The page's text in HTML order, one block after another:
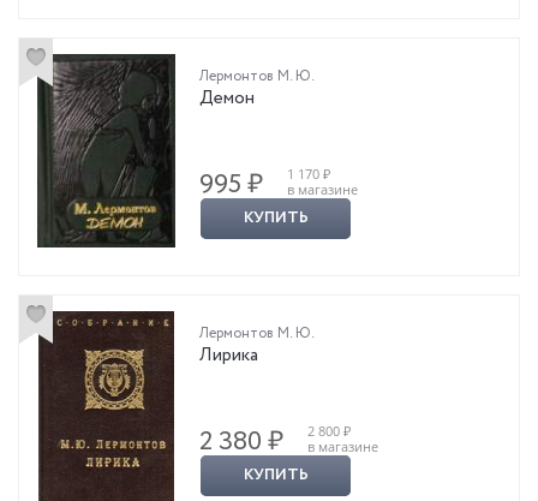
Лермонтов М. Ю.
Демон
995 ₽
1 170 ₽
в магазине
КУПИТЬ
Лермонтов М. Ю.
Лирика
2 380 ₽
2 800 ₽
в магазине
КУПИТЬ